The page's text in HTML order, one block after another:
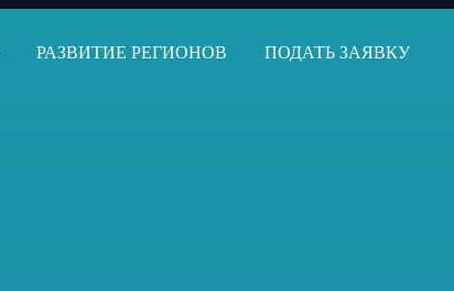
РАЗВИТИЕ РЕГИОНОВ ПОДАТЬ ЗАЯВКУ